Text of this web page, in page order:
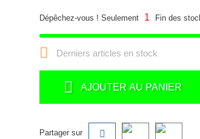
Dépêchez-vous ! Seulement 1 Fin des
 Derniers articles en stock
AJOUTER AU PANIER
Partager sur